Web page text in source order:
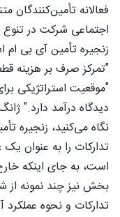
فعالانه
اجتماعی شرکت در
"تمرکز صرف بر هزینه
"موقعیت استراتژیکی
نگاه می‌کنید، زنجیره
تدارکات را به عنوان یک
است، به جای اینکه
بخش نیز چند نمونه از
تدارکات و نحوه